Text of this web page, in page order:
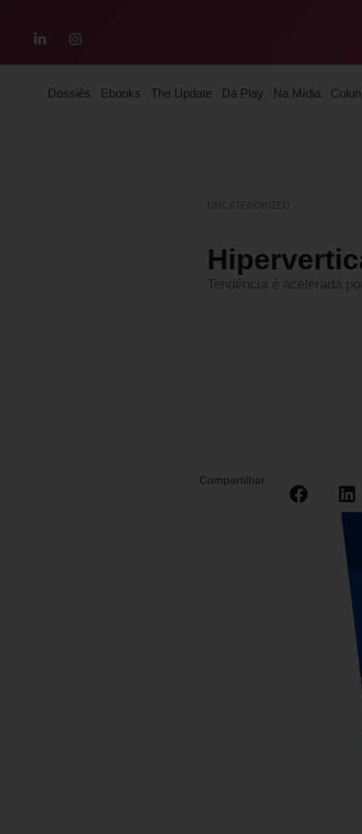
Dossiês Ebooks The Update Dá Play Na Mídia
UNCATEGORIZED
Tendência é acelerada
Compartilhar: